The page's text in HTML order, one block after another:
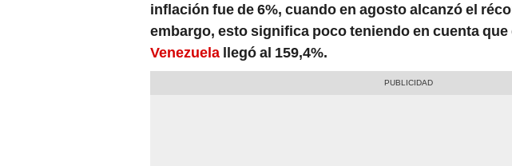
inflación fue de 6%, cuando en agosto alcanzó el
embargo, esto significa poco teniendo en cuenta que
Venezuela llegó al 159,4%.